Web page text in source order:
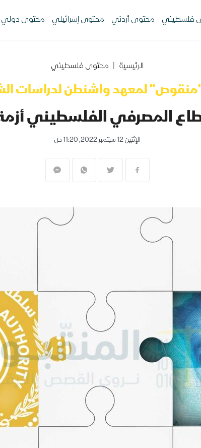
فلسطيني محتوى أردني محتوى إسرائيلي محتوى دولي
الرئيسية محتوى فلسطيني
"منقوص" لمعهد واشنطن لدراسات
الفلسطيني أزمة؟ لنعد 20
الإثنين 12 سبتمبر 2022, 11:20 ص